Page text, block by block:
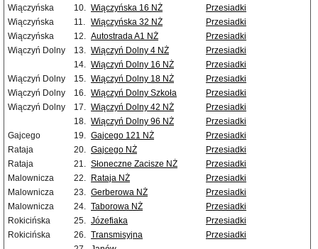
Wiączyńska
10. Wiączyńska 16 NŻ
Przesiadki
Wiączyńska
11. Wiączyńska 32 NŻ
Przesiadki
Wiączyńska
12. Autostrada A1 NŻ
Przesiadki
Wiączyń Dolny
13. Wiączyń Dolny 4 NŻ
Przesiadki
14. Wiączyń Dolny 16 NŻ
Przesiadki
Wiączyń Dolny
15. Wiączyń Dolny 18 NŻ
Przesiadki
Wiączyń Dolny
16. Wiączyń Dolny Szkoła
Przesiadki
Wiączyń Dolny
17. Wiączyń Dolny 42 NŻ
Przesiadki
18. Wiączyń Dolny 96 NŻ
Przesiadki
Gajcego
19. Gajcego 121 NŻ
Przesiadki
Rataja
20. Gajcego NŻ
Przesiadki
Rataja
21. Słoneczne Zacisze NŻ
Przesiadki
Malownicza
22. Rataja NŻ
Przesiadki
Malownicza
23. Gerberowa NŻ
Przesiadki
Malownicza
24. Taborowa NŻ
Przesiadki
Rokicińska
25. Józefiaka
Przesiadki
Rokicińska
26. Transmisyjna
Przesiadki